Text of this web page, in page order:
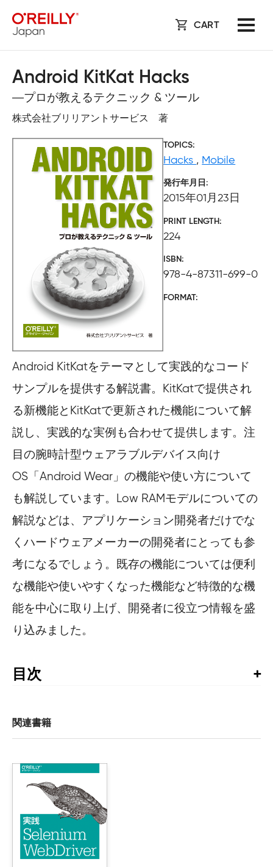
CART
Android KitKat Hacks
―プロが教えるテクニック & ツール
株式会社ブリリアントサービス 著
TOPICS
Hacks , Mobile
発行年月日
2015年01月23日
PRINT LENGTH
224
ISBN
978-4-87311-699-0
FORMAT
Android KitKatをテーマとして実践的なコード
サンプルを提供する解説書。KitKatで提供され
る新機能とKitKatで更新された機能について解
説し、実践的な実例も合わせて提供します。注
目の腕時計型ウェアラブルデバイス向け
OS「Android Wear」の機能や使い方について
も解説しています。Low RAMモデルについての
解説などは、アプリケーション開発者だけでな
くハードウェアメーカーの開発者にとっても参
考になるでしょう。既存の機能については便利
な機能や使いやすくなった機能など特徴的な機
能を中心に取り上げ、開発者に役立つ情報を盛
り込みました。
目次
1章 Android.4.4 KitKat入門Hacks
2章 フレームワークサービスHacks
    #2 NFCホストカードエミュレーションを使う
    #3 印刷フレームワーク（Printing Service）を使う
    #4 ストレージアクセスフレームワークを使う
3章 センサーHacks
関連書籍